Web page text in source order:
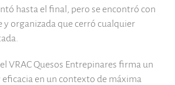
hasta el final, pero se encontró con
y organizada que cerró cualquier
VRAC Quesos Entrepinares firma un
en un contexto de máxima